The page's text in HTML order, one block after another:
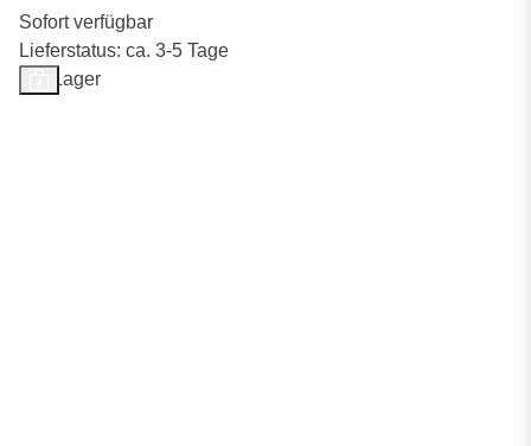
Sofort verfügbar
Lieferstatus: ca. 3-5 Tage
Auf Lager